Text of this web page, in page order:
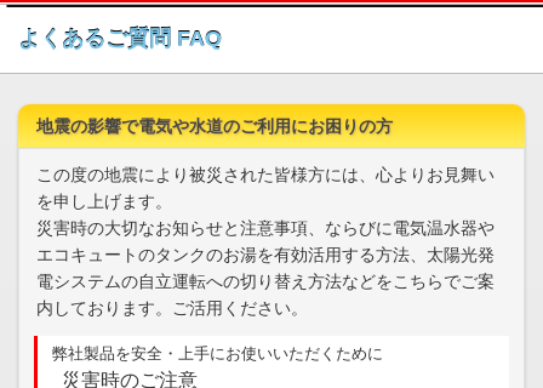
このページの本文へ
よくあるご質問 FAQ
地震の影響で電気や水道のご利用にお困りの方
この度の地震により被災された皆様方には、心よりお見舞い
を申し上げます。
災害時の大切なお知らせと注意事項、ならびに電気温水器や
エコキュートのタンクのお湯を有効活用する方法、太陽光発
電システムの自立運転への切り替え方法などをこちらでご案
内しております。ご活用ください。
弊社製品を安全・上手にお使いいただくために
災害時のご注意